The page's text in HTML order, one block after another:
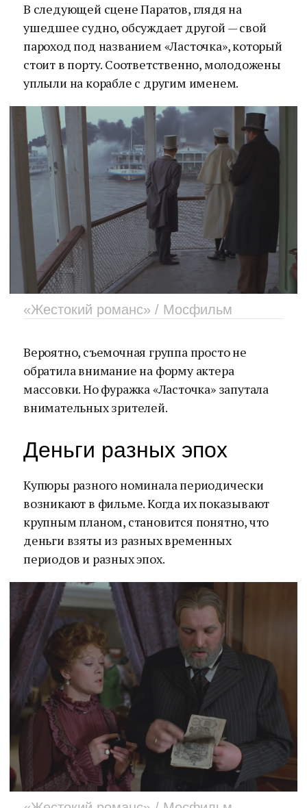
В следующей сцене Паратов, глядя на
ушедшее судно, обсуждает другой — свой
пароход под названием «Ласточка», который
стоит в порту. Соответственно, молодожены
уплыли на корабле с другим именем.
«Жестокий романс» / Мосфильм
Вероятно, съемочная группа просто не
обратила внимание на форму актера
массовки. Но фуражка «Ласточка» запутала
внимательных зрителей.
Деньги разных эпох
Купюры разного номинала периодически
возникают в фильме. Когда их показывают
крупным планом, становится понятно, что
деньги взяты из разных временных
периодов и разных эпох.